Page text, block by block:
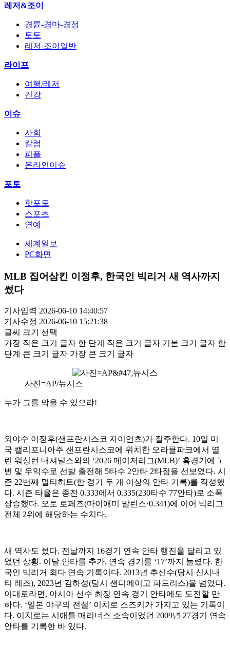
레저&조이
경륜-경마-경정
토토
레저-조이일반
라이프
여행/레저
건강
이슈
사회
칼럼
피플
온라인이슈
포토
핫포토
스포츠
연예
세계일보
PC화면
MLB 집어삼킨 이정후, 한국인 빅리거 새 역사까지
썼다
기사입력 2026-06-10 14:40:57
기사수정 2026-06-10 15:21:38
글씨 크기 선택
가장 작은 크기 글자 한 단계 작은 크기 글자 기본 크기 글자 한
단계 큰 크기 글자 가장 큰 크기 글자
사진=AP/뉴시스
누가 그를 막을 수 있으랴!
외야수 이정후(샌프란시스코 자이언츠)가 질주한다. 10일 미
국 캘리포니아주 샌프란시스코에 위치한 오라클파크에서 열
린 워싱턴 내셔널스와의 ‘2026 메이저리그(MLB)’ 홈경기에 5
번 및 우익수로 선발 출전해 5타수 2안타 2타점을 선보였다. 시
즌 22번째 멀티히트(한 경기 두 개 이상의 안타 기록)를 작성했
다. 시즌 타율은 종전 0.333에서 0.335(230타수 77안타)로 소폭
상승했다. 오토 로페즈(마이애미 말린스·0.341)에 이어 빅리그
전체 2위에 해당하는 수치다.
새 역사도 썼다. 전날까지 16경기 연속 안타 행진을 달리고 있
었던 상황. 이날 안타를 추가, 연속 경기를 ‘17’까지 늘렸다. 한
국인 빅리거 최다 연속 기록이다. 2013년 추신수(당시 신시내
티 레즈), 2023년 김하성(당시 샌디에이고 파드리스)을 넘었다.
이대로라면, 아시아 선수 최장 연속 경기 안타에도 도전할 만
하다. ‘일본 야구의 전설’ 이치로 스즈키가 가지고 있는 기록이
다. 이치로는 시애틀 매리너스 소속이었던 2009년 27경기 연속
안타를 기록한 바 있다.